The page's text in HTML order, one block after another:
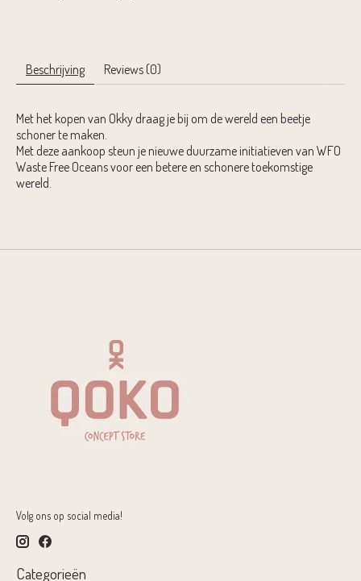
Beschrijving Reviews (0)
Met het kopen van Okky draag je bij om de wereld een beetje
schoner te maken.
Met deze aankoop steun je nieuwe duurzame initiatieven van WFO
Waste Free Oceans voor een betere en schonere toekomstige
wereld.
Volg ons op social media!
Categorieën